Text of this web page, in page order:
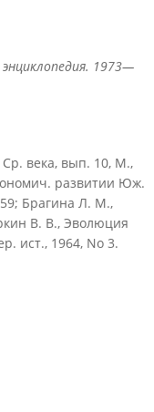
1973—
века, вып. 10, М.,
развитии Юж.
Брагина Л. М.,
В. В., Эволюция
ист., 1964, No 3.